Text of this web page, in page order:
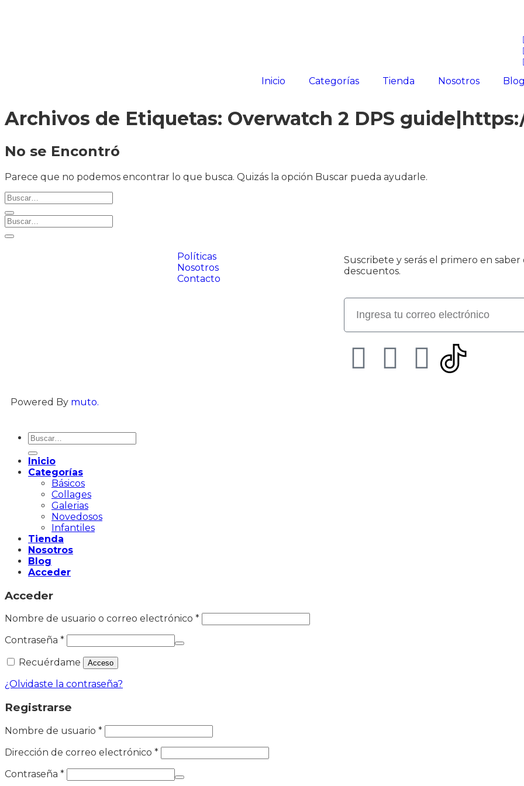
Inicio Categorías Tienda Nosotros Blog
Archivos de Etiquetas: Overwatch 2 DPS
No se Encontró
Parece que no podemos encontrar lo que busca. Quizás la opción Buscar pueda ayudarle.
Políticas
Nosotros
Contacto
Suscribete y serás el primero en
descuentos.
Powered By muto.
Inicio
Categorías
Básicos
Collages
Galerias
Novedosos
Infantiles
Tienda
Nosotros
Blog
Acceder
Acceder
Nombre de usuario o correo electrónico *
Contraseña *
Recuérdame
Acceso
¿Olvidaste la contraseña?
Registrarse
Nombre de usuario *
Dirección de correo electrónico *
Contraseña *